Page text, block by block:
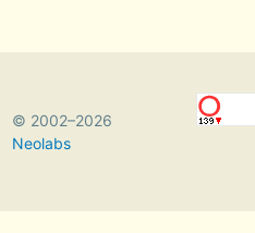
© 2002–2026
Neolabs